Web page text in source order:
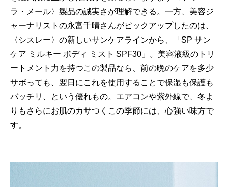
ラ・メール〉製品の誠実さが理解できる。一方、美容ジ
ャーナリストの永富千晴さんがピックアップしたのは、
〈シスレー〉の新しいサンケアラインから、「SP サン
ケア ミルキー ボディ ミスト SPF30」。美容液級のトリ
ートメント力を持つこの製品なら、前の晩のケアを多少
サボっても、翌日にこれを使用することで保湿も保護も
バッチリ、という優れもの。エアコンや紫外線で、冬よ
りもさらにお肌のカサつくこの季節には、心強い味方で
す。